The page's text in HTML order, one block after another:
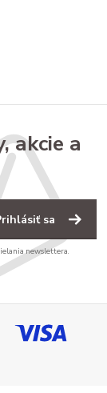
akcie a
sa
newslettera.